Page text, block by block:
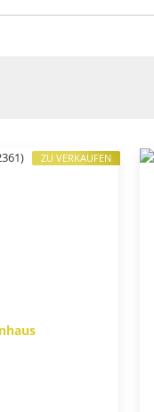
ZU VERKAUFEN